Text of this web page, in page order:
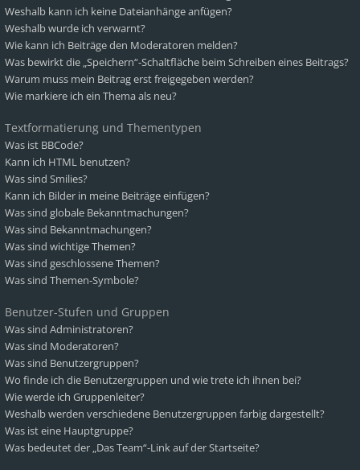
Weshalb kann ich keine Dateianhänge anfügen?
Weshalb wurde ich verwarnt?
Wie kann ich Beiträge den Moderatoren melden?
Was bewirkt die „Speichern“-Schaltfläche beim Schreiben eines Beitrags?
Warum muss mein Beitrag erst freigegeben werden?
Wie markiere ich ein Thema als neu?
Textformatierung und Thementypen
Was ist BBCode?
Kann ich HTML benutzen?
Was sind Smilies?
Kann ich Bilder in meine Beiträge einfügen?
Was sind globale Bekanntmachungen?
Was sind Bekanntmachungen?
Was sind wichtige Themen?
Was sind geschlossene Themen?
Was sind Themen-Symbole?
Benutzer-Stufen und Gruppen
Was sind Administratoren?
Was sind Moderatoren?
Was sind Benutzergruppen?
Wo finde ich die Benutzergruppen und wie trete ich ihnen bei?
Wie werde ich Gruppenleiter?
Weshalb werden verschiedene Benutzergruppen farbig dargestellt?
Was ist eine Hauptgruppe?
Was bedeutet der „Das Team“-Link auf der Startseite?